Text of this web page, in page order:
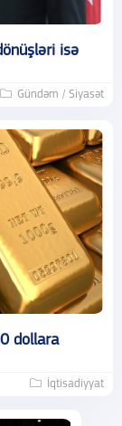
isə
Gündəm / Siyasət
dollara
İqtisadiyyat